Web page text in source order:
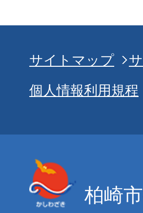
サイトマップ
個人情報利用規程
柏崎